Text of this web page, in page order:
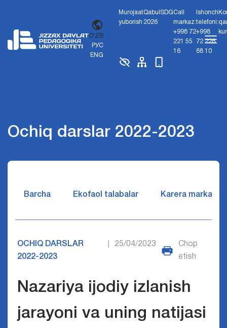
O'ZB
РУС
ENG
Murojaat
yuborish
Qabul
2026
SDGCall
markaz:
+998 72
221 55
16
Ishonch
telefoni:
+998
72 226
68 10
Ochiq darslar 2022-2023
Barcha Ekofaol talabalar Karera markazi
OCHIQ DARSLAR
2022-2023
25/04/2023
Chop
etish
Nazariya ijodiy izlanish
jarayoni va uning natijasi